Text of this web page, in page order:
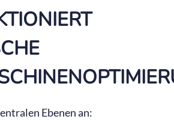
Ebenen an: